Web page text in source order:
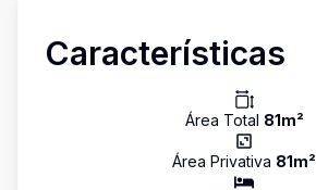
Características
Área Total 81m²
Área Privativa 81m²